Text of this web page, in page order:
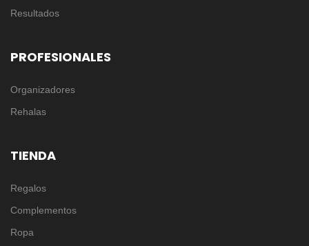
Resultados
PROFESIONALES
Organizadores
Rehalas
TIENDA
Regalos
Complementos
Ropa